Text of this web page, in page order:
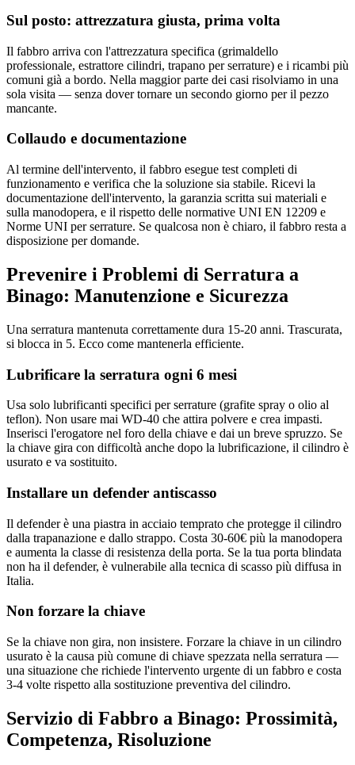
Sul posto: attrezzatura giusta, prima volta
Il fabbro arriva con l'attrezzatura specifica (grimaldello
professionale, estrattore cilindri, trapano per serrature) e i ricambi più
comuni già a bordo. Nella maggior parte dei casi risolviamo in una
sola visita — senza dover tornare un secondo giorno per il pezzo
mancante.
Collaudo e documentazione
Al termine dell'intervento, il fabbro esegue test completi di
funzionamento e verifica che la soluzione sia stabile. Ricevi la
documentazione dell'intervento, la garanzia scritta sui materiali e
sulla manodopera, e il rispetto delle normative UNI EN 12209 e
Norme UNI per serrature. Se qualcosa non è chiaro, il fabbro resta a
disposizione per domande.
Prevenire i Problemi di Serratura a
Binago: Manutenzione e Sicurezza
Una serratura mantenuta correttamente dura 15-20 anni. Trascurata,
si blocca in 5. Ecco come mantenerla efficiente.
Lubrificare la serratura ogni 6 mesi
Usa solo lubrificanti specifici per serrature (grafite spray o olio al
teflon). Non usare mai WD-40 che attira polvere e crea impasti.
Inserisci l'erogatore nel foro della chiave e dai un breve spruzzo. Se
la chiave gira con difficoltà anche dopo la lubrificazione, il cilindro è
usurato e va sostituito.
Installare un defender antiscasso
Il defender è una piastra in acciaio temprato che protegge il cilindro
dalla trapanazione e dallo strappo. Costa 30-60€ più la manodopera
e aumenta la classe di resistenza della porta. Se la tua porta blindata
non ha il defender, è vulnerabile alla tecnica di scasso più diffusa in
Italia.
Non forzare la chiave
Se la chiave non gira, non insistere. Forzare la chiave in un cilindro
usurato è la causa più comune di chiave spezzata nella serratura —
una situazione che richiede l'intervento urgente di un fabbro e costa
3-4 volte rispetto alla sostituzione preventiva del cilindro.
Servizio di Fabbro a Binago: Prossimità,
Competenza, Risoluzione